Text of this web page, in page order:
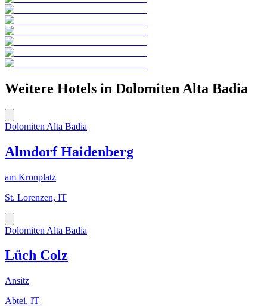
Weitere Hotels in Dolomiten Alta Badia
Dolomiten Alta Badia
Almdorf Haidenberg
am Kronplatz
St. Lorenzen, IT
Dolomiten Alta Badia
Lüch Colz
Ansitz
Abtei, IT